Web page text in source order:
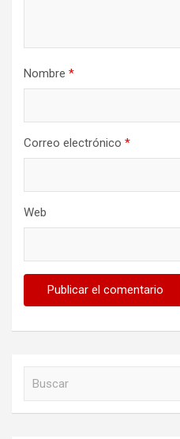
Nombre *
Correo electrónico *
Web